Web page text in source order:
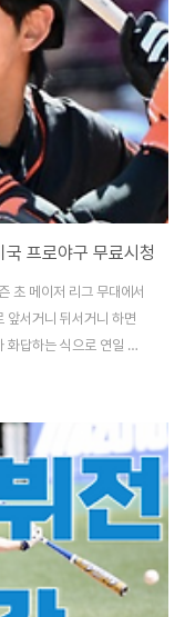
누어져있습니다. 올해 본
실 수 있습니다. 본인부
프로야구 무료시청
초 메이저 리그 무대에서
앞서거니 뒤서거니 하면
화답하는 식으로 연일 멀
력을 미국 현지에서 유
다저스로 이적할 가능
트 영상을 무료로 시청하
한국 시간으로 MLB 샌
바로 보기는 어려움이